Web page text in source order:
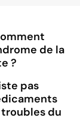
de la
?
pas
du